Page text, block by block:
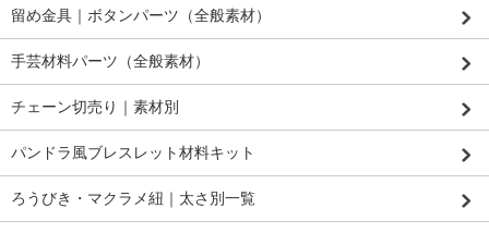
留め金具｜ボタンパーツ（全般素材）
手芸材料パーツ（全般素材）
チェーン切売り｜素材別
パンドラ風ブレスレット材料キット
ろうびき・マクラメ紐｜太さ別一覧